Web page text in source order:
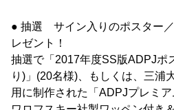
● 抽選 サイン入りのポスター
レゼント！
抽選で「2017年度SS版ADPJポ
り)」(20名様)、もしくは、三浦
用に制作された「ADPJプレミ